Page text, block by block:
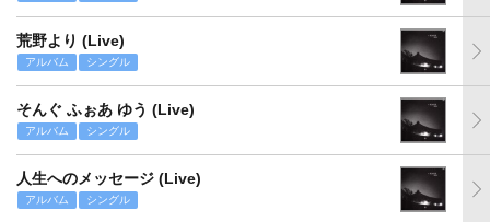
荒野より (Live)
アルバム シングル
そんぐ ふぉあ ゆう (Live)
アルバム シングル
人生へのメッセージ (Live)
アルバム シングル